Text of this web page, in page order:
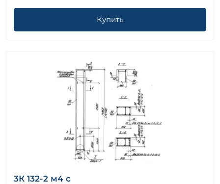
Купить
3К 132-2 м4 с